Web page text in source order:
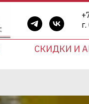
СКИДКИ И